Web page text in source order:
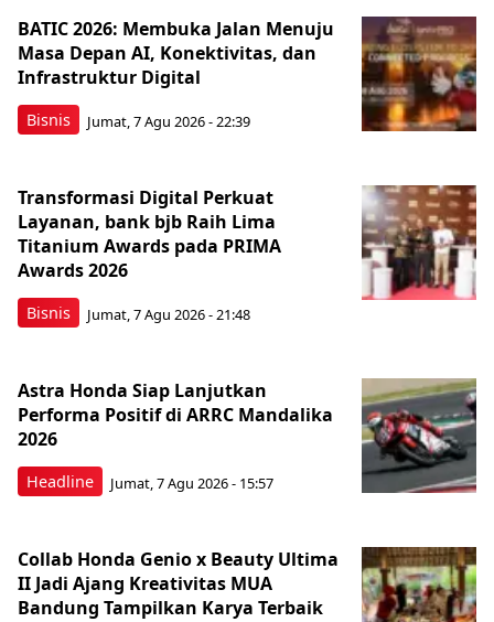
Bisnis
BATIC 2026: Membuka Jalan Menuju
Masa Depan AI, Konektivitas, dan
Infrastruktur Digital
Jumat, 7 Agu 2026 - 22:39
Bisnis
Transformasi Digital Perkuat
Layanan, bank bjb Raih Lima
Titanium Awards pada PRIMA
Awards 2026
Jumat, 7 Agu 2026 - 21:48
Headline
Astra Honda Siap Lanjutkan
Performa Positif di ARRC Mandalika
2026
Jumat, 7 Agu 2026 - 15:57
Collab Honda Genio x Beauty Ultima
II Jadi Ajang Kreativitas MUA
Bandung Tampilkan Karya Terbaik